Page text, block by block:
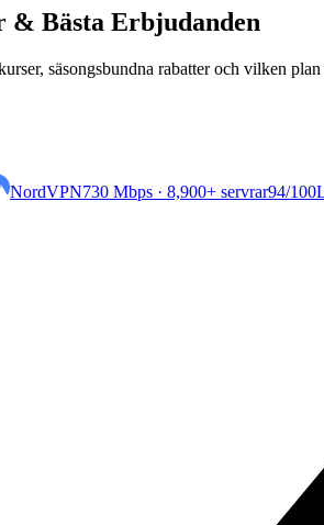
& Bästa Erbjudanden
säsongsbundna rabatter och vilken
NordVPN730 Mbps · 8,900+ servrar94/100